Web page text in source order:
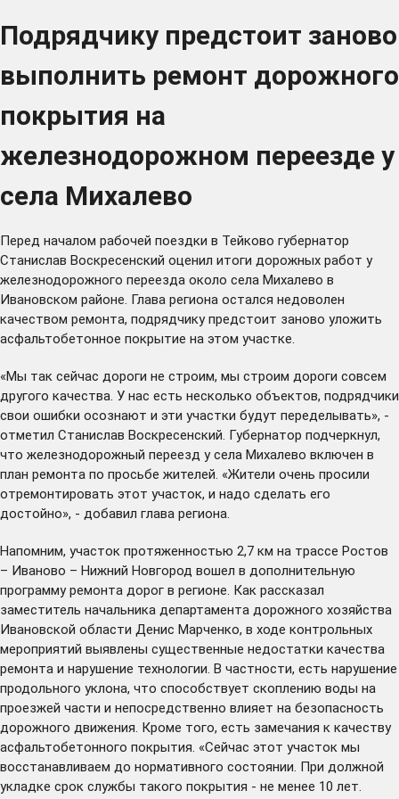
Подрядчику предстоит заново
выполнить ремонт дорожного
покрытия на
железнодорожном переезде у
села Михалево
Перед началом рабочей поездки в Тейково губернатор
Станислав Воскресенский оценил итоги дорожных работ у
железнодорожного переезда около села Михалево в
Ивановском районе. Глава региона остался недоволен
качеством ремонта, подрядчику предстоит заново уложить
асфальтобетонное покрытие на этом участке.
«Мы так сейчас дороги не строим, мы строим дороги совсем
другого качества. У нас есть несколько объектов, подрядчики
свои ошибки осознают и эти участки будут переделывать», -
отметил Станислав Воскресенский. Губернатор подчеркнул,
что железнодорожный переезд у села Михалево включен в
план ремонта по просьбе жителей. «Жители очень просили
отремонтировать этот участок, и надо сделать его
достойно», - добавил глава региона.
Напомним, участок протяженностью 2,7 км на трассе Ростов
– Иваново – Нижний Новгород вошел в дополнительную
программу ремонта дорог в регионе. Как рассказал
заместитель начальника департамента дорожного хозяйства
Ивановской области Денис Марченко, в ходе контрольных
мероприятий выявлены существенные недостатки качества
ремонта и нарушение технологии. В частности, есть нарушение
продольного уклона, что способствует скоплению воды на
проезжей части и непосредственно влияет на безопасность
дорожного движения. Кроме того, есть замечания к качеству
асфальтобетонного покрытия. «Сейчас этот участок мы
восстанавливаем до нормативного состоянии. При должной
укладке срок службы такого покрытия - не менее 10 лет.